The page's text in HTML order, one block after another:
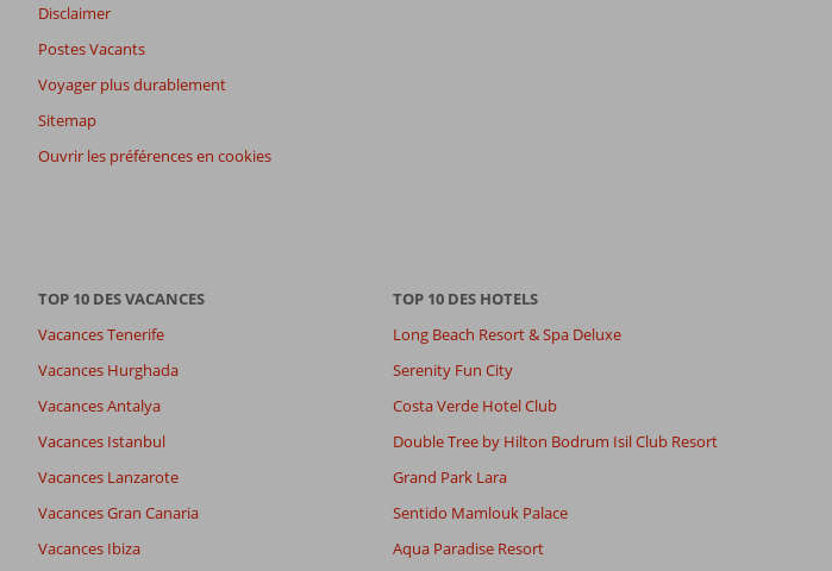
Disclaimer
Postes Vacants
Voyager plus durablement
Sitemap
Ouvrir les préférences en cookies
TOP 10 DES VACANCES
Vacances Tenerife
Vacances Hurghada
Vacances Antalya
Vacances Istanbul
Vacances Lanzarote
Vacances Gran Canaria
Vacances Ibiza
TOP 10 DES HOTELS
Long Beach Resort & Spa Deluxe
Serenity Fun City
Costa Verde Hotel Club
Double Tree by Hilton Bodrum Isil Club Resort
Grand Park Lara
Sentido Mamlouk Palace
Aqua Paradise Resort